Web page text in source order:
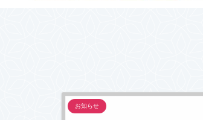
お知らせ